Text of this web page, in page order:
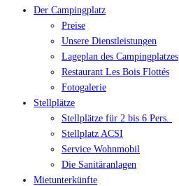
Der Campingplatz
Preise
Unsere Dienstleistungen
Lageplan des Campingplatzes
Restaurant Les Bois Flottés
Fotogalerie
Stellplätze
Stellplätze für 2 bis 6 Pers.
Stellplatz ACSI
Service Wohnmobil
Die Sanitäranlagen
Mietunterkünfte